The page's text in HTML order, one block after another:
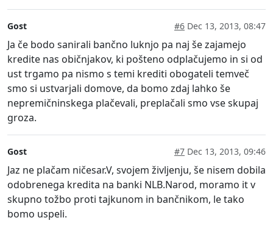
Gost #6 Dec 13, 2013, 08:47
Ja če bodo sanirali bančno luknjo pa naj še zajamejo
kredite nas običnjakov, ki pošteno odplačujemo in si od
ust trgamo pa nismo s temi krediti obogateli temveč
smo si ustvarjali domove, da bomo zdaj lahko še
nepremičninskega plačevali, preplačali smo vse skupaj
groza.
Gost #7 Dec 13, 2013, 09:46
Jaz ne plačam ničesar.V, svojem življenju, še nisem dobila
odobrenega kredita na banki NLB.Narod, moramo it v
skupno tožbo proti tajkunom in bančnikom, le tako
bomo uspeli.